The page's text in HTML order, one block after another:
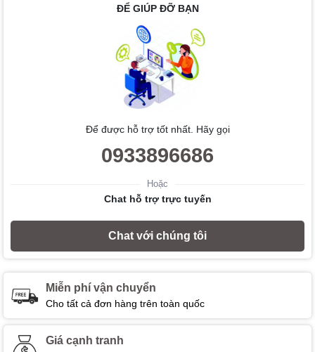
ĐỂ GIÚP ĐỠ BẠN
Để được hỗ trợ tốt nhất. Hãy gọi
0933896686
Hoặc
Chat hỗ trợ trực tuyến
Chat với chúng tôi
Miễn phí vận chuyển
Cho tất cả đơn hàng trên toàn quốc
Giá cạnh tranh